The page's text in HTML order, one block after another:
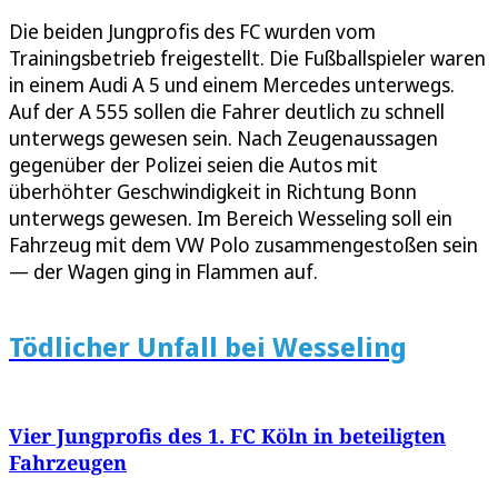
Die beiden Jungprofis des FC wurden vom
Trainingsbetrieb freigestellt. Die Fußballspieler waren
in einem Audi A 5 und einem Mercedes unterwegs.
Auf der A 555 sollen die Fahrer deutlich zu schnell
unterwegs gewesen sein. Nach Zeugenaussagen
gegenüber der Polizei seien die Autos mit
überhöhter Geschwindigkeit in Richtung Bonn
unterwegs gewesen. Im Bereich Wesseling soll ein
Fahrzeug mit dem VW Polo zusammengestoßen sein
— der Wagen ging in Flammen auf.
Tödlicher Unfall bei Wesseling
Vier Jungprofis des 1. FC Köln in beteiligten
Fahrzeugen